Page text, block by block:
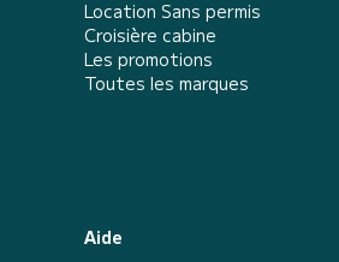
Location Sans permis
Croisière cabine
Les promotions
Toutes les marques
Aide